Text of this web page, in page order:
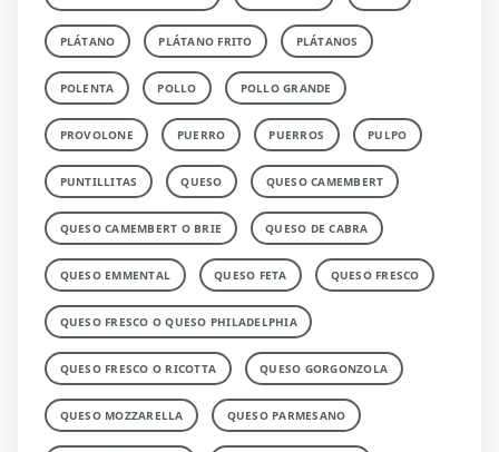
PLÁTANO PLÁTANO FRITO PLÁTANOS
POLENTA POLLO POLLO GRANDE
PROVOLONE PUERRO PUERROS PULPO
PUNTILLITAS QUESO QUESO CAMEMBERT
QUESO CAMEMBERT O BRIE QUESO DE CABRA
QUESO EMMENTAL QUESO FETA QUESO FRESCO
QUESO FRESCO O QUESO PHILADELPHIA
QUESO FRESCO O RICOTTA QUESO GORGONZOLA
QUESO MOZZARELLA QUESO PARMESANO